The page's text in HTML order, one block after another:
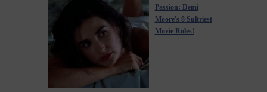
Passion: Demi
Moore's 8 Sultriest
Movie Roles!